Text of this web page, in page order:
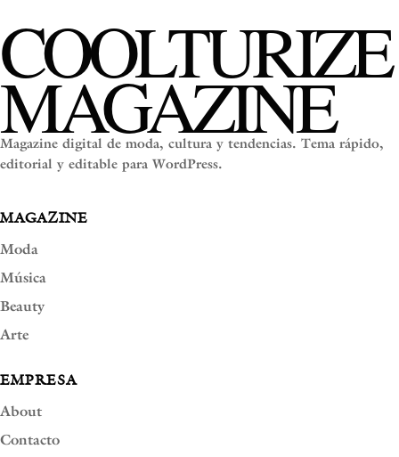
COOLTURIZE
MAGAZINE
Magazine digital de moda, cultura y tendencias. Tema rápido,
editorial y editable para WordPress.
MAGAZINE
Moda
Música
Beauty
Arte
EMPRESA
About
Contacto